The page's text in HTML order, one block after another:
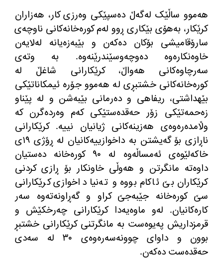
هەموو ساڵێک له‌گه‌ڵ دەسپێکی وەرزی کار، هەزاران
کرێکار، بەهۆی بێکاری ڕوو لەم کورەخانه‌كانی ناوچه‌ی
سارۆقامیشی بۆكان دەکەن و بێبه‌زه‌یانه‌ له‌لایه‌ن
خاوه‌نكاره‌وه‌ ده‌وچه‌وسێندرێنه‌وه‌. به‌ وته‌ی
سه‌رچاوه‌كانی هه‌واڵ، كرێكارانی شاغڵ له‌
كوره‌خانه‌كانی خشتبڕی له‌ هه‌موو جۆره‌ ئیمكاناتێكی
بێهداشتی، ریفاهی و ده‌رمانی بێبه‌شن و له‌ پێناو
زه‌حمه‌تێكی زۆر حه‌قده‌ستێكی كه‌م وه‌رده‌گرن كه‌
وڵامده‌ره‌وه‌ی هه‌زینه‌كانی ژیانیان نییه‌.كرێكارانی
ناڕازی بۆ گه‌یشتن به‌ داخوازییه‌كانیان له‌ ڕۆژی ١٩ی
خاكه‌لێوه‌ی ئه‌مساڵه‌وه‌ له‌ ٩٠ كوره‌خانه ده‌ستیان
داوه‌ته‌ مانگرتن و هه‌وڵی خاونكار بۆ ڕازی كردنی
كرێكاران بێ ئاكام بووه‌ و ته‌نیا داخوازی كرێكارانی
سێ كوره‌خانه جێبه‌جێ كراو و گه‌ڕاونه‌ته‌وه‌ سه‌ر
كاره‌كانیان. له‌و ماوه‌یه‌دا كرێكارانی چه‌رخكێش و
قرمزداریش په‌یوه‌ست به‌ مانگرتنی كرێكارانی خشتبڕ
بوون و داوای چوونه‌سه‌ره‌وه‌ی ٣٠ له‌ سه‌دی
حه‌قده‌ست ده‌كه‌ن.